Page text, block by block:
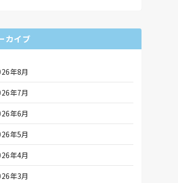
カイブ
年8月
年7月
年6月
年5月
年4月
年3月